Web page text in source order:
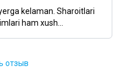
kelaman. Sharoitlari
ham xush...
отзыв